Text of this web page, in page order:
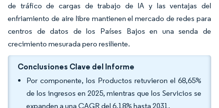
de tráfico de cargas de trabajo de IA y las ventajas del
enfriamiento de aire libre mantienen el mercado de redes para
centros de datos de los Países Bajos en una senda de
crecimiento mesurada pero resiliente.
Conclusiones Clave del Informe
Por componente, los Productos retuvieron el 68,65%
de los ingresos en 2025, mientras que los Servicios se
expanden a una CAGR del 6,18% hasta 2031.